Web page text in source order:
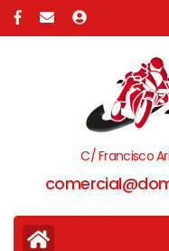
C/ Francisco